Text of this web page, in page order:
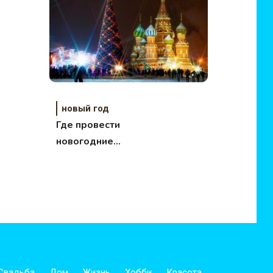
новый год
Где провести
новогодние